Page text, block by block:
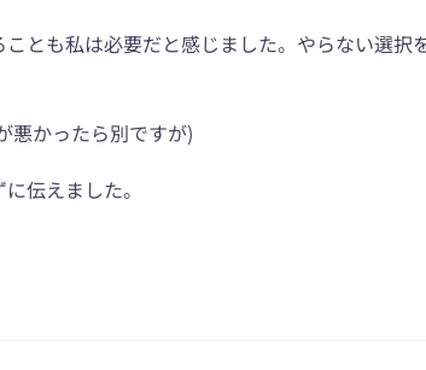
とも私は必要だと感じました。やらない選択
悪かったら別ですが)
伝えました。